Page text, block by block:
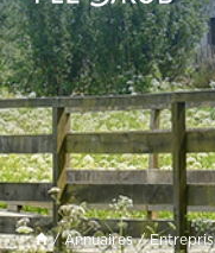
/Annuaires/